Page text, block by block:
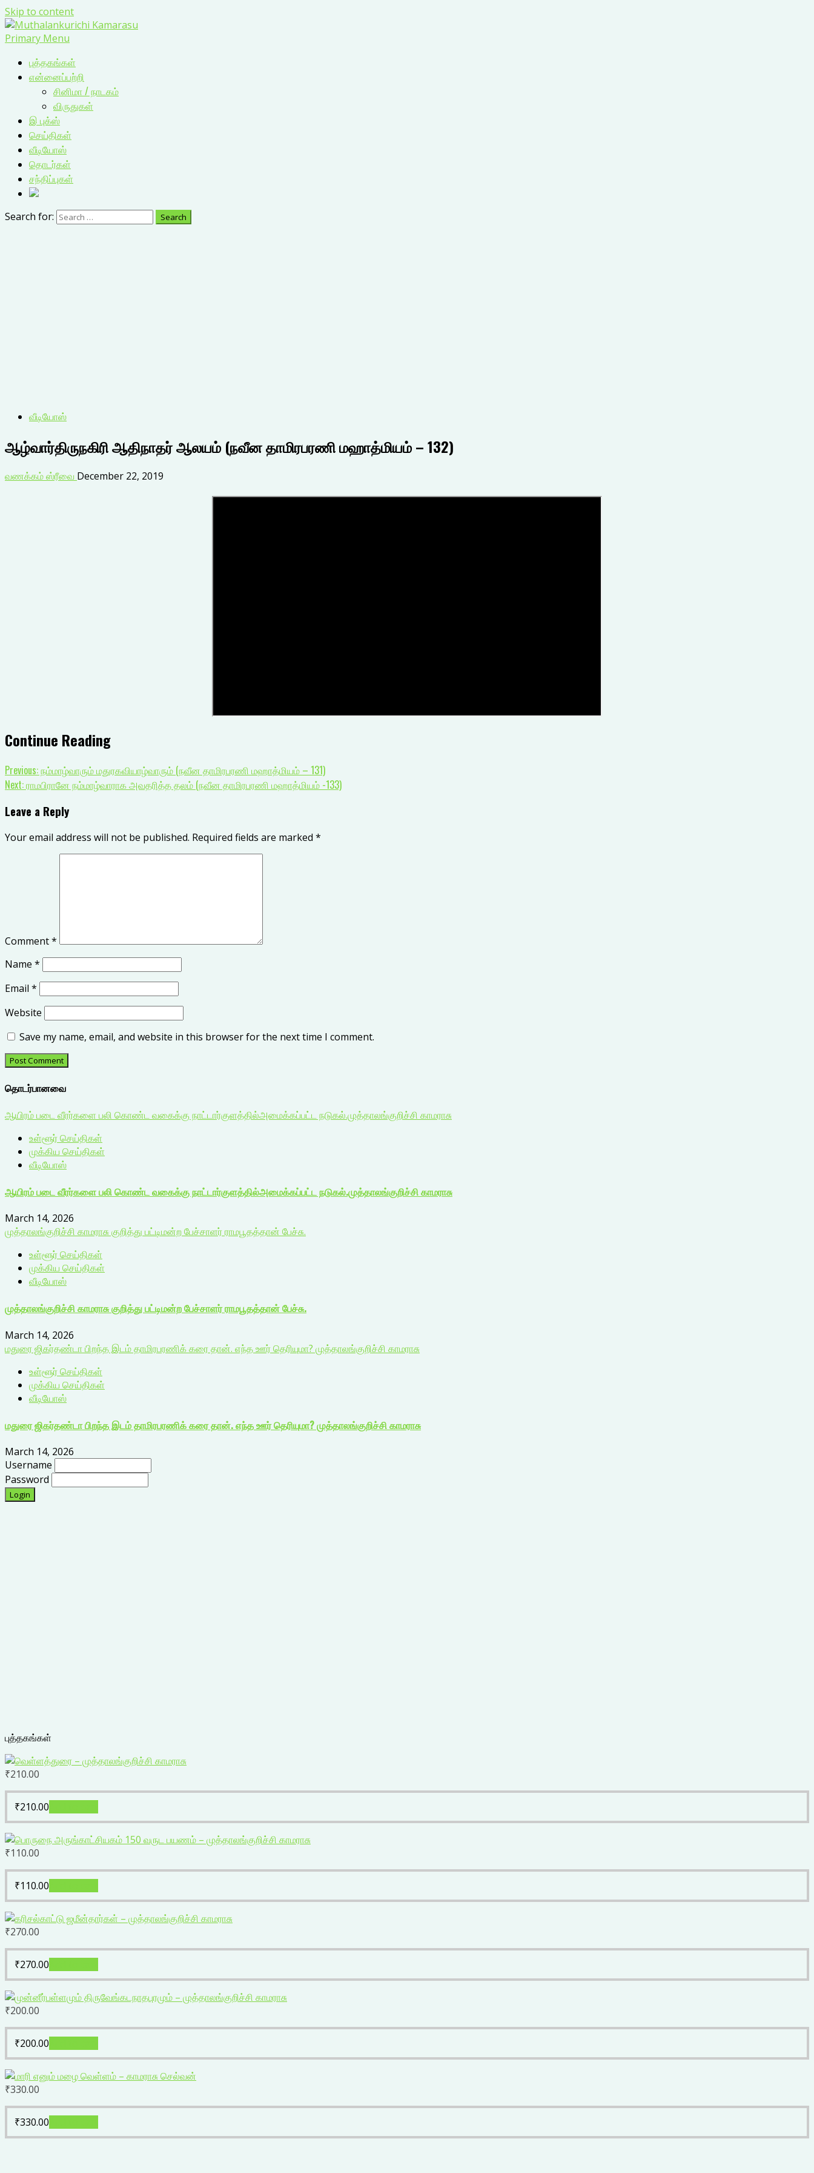
Skip to content
Primary Menu
புத்தகங்கள்
என்னைப்பற்றி
சினிமா / நாடகம்
விருதுகள்
இ புக்ஸ்
செய்திகள்
வீடியோஸ்
தொடர்கள்
சந்திப்புகள்
Search for:
வீடியோஸ்
ஆழ்வார்திருநகிரி ஆதிநாதர் ஆலயம் (நவீன தாமிரபரணி மஹாத்மியம் – 132)
வணக்கம் ஸ்ரீவை December 22, 2019
Continue Reading
Previous:நம்மாழ்வாரும் மதுரகவியாழ்வாரும் (நவீன தாமிரபரணி மஹாத்மியம் – 131)
Next:ராமபிரானே நம்மாழ்வாராக அவதரித்த தலம் (நவீன தாமிரபரணி மஹாத்மியம் -133)
Leave a Reply
Your email address will not be published. Required fields are marked *
Comment*
Name *
Email *
Website
Save my name, email, and website in this browser for the next time I comment.
தொடர்பானவை
ஆயிரம் படை வீரர்களை பலி கொண்ட வகைக்கு நாட்டார்குளத்தில்அமைக்கப்பட்ட நடுகல்.முத்தாலங்குறிச்சி காமராசு
உள்ளூர் செய்திகள்
முக்கிய செய்திகள்
வீடியோஸ்
ஆயிரம் படை வீரர்களை பலி கொண்ட வகைக்கு நாட்டார்குளத்தில்அமைக்கப்பட்ட நடுகல்.முத்தாலங்குறிச்சி காமராசு
March 14, 2026
முத்தாலங்குறிச்சி காமராசு குறித்து பட்டிமன்ற பேச்சாளர் ராமபூதத்தான் பேச்சு.
உள்ளூர் செய்திகள்
முக்கிய செய்திகள்
வீடியோஸ்
முத்தாலங்குறிச்சி காமராசு குறித்து பட்டிமன்ற பேச்சாளர் ராமபூதத்தான் பேச்சு.
March 14, 2026
மதுரை ஜிகர்தண்டா பிறந்த இடம் தாமிரபரணிக் கரை தான். எந்த ஊர் தெரியுமா? முத்தாலங்குறிச்சி காமராசு
உள்ளூர் செய்திகள்
முக்கிய செய்திகள்
வீடியோஸ்
மதுரை ஜிகர்தண்டா பிறந்த இடம் தாமிரபரணிக் கரை தான். எந்த ஊர் தெரியுமா? முத்தாலங்குறிச்சி காமராசு
March 14, 2026
Username
Password
புத்தகங்கள்
₹210.00
₹210.00
₹110.00
₹110.00
₹270.00
₹270.00
₹200.00
₹200.00
₹330.00
₹330.00